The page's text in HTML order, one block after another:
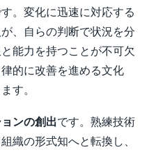
。変化に迅速に対応する
、自らの判断で状況を分
能力を持つことが不可欠
的に改善を進める文化
す。
ンの創出です。熟練技術
織の形式知へと転換し、